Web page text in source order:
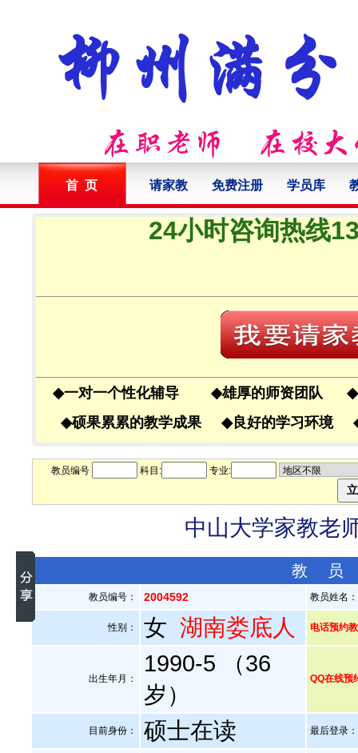
首 页 请家教 免费注册 学员库
24小时咨询热线
◆一对一个性化辅导 ◆雄厚的师资团队 ◆
◆硕果累累的教学成果 ◆良好的学习环境
教员编号 科目: 专业:
中山大学家教老
教
教员编号： 2004592 教员姓名
性别： 女湖南娄底人 电话预约
出生年月：
1990-5 （36
岁）
QQ在线预
目前身份： 硕士在读 最后登录